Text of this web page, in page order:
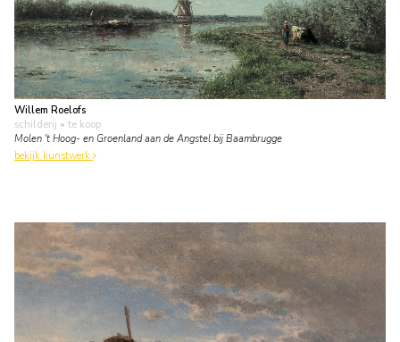
Willem Roelofs
schilderij • te koop
Molen 't Hoog- en Groenland aan de Angstel bij Baambrugge
bekijk kunstwerk